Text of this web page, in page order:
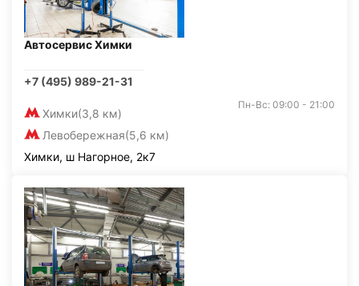
Автосервис Химки
+7 (495) 989-21-31
Химки(3,8 км)
Левобережная(5,6 км)
Пн-Вс: 09:00 - 21:00
Химки, ш Нагорное, 2к7